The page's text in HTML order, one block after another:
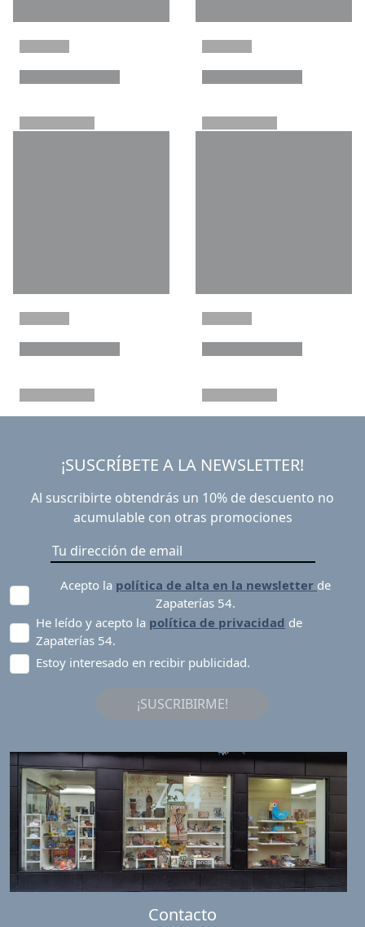
¡SUSCRÍBETE A LA NEWSLETTER!
Al suscribirte obtendrás un 10% de descuento no
acumulable con otras promociones
Acepto la política de alta en la newsletter de
Zapaterías 54.
He leído y acepto la política de privacidad de
Zapaterías 54.
Estoy interesado en recibir publicidad.
¡SUSCRIBIRME!
Contacto